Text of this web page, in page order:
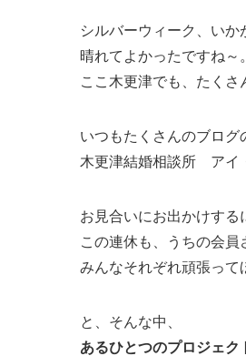
シルバーウィーク、いか
晴れてよかったですね～。
ここ木更津でも、たく
いつもたくさんのブログ
木更津結婚相談所 アイ
お見合いにお出かけする
この連休も、うちの会員
みんなそれぞれ頑張って
と、そんな中、
あるひとつのプロジェク